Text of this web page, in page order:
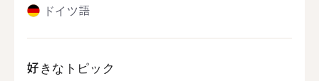
ドイツ語
好きなトピック